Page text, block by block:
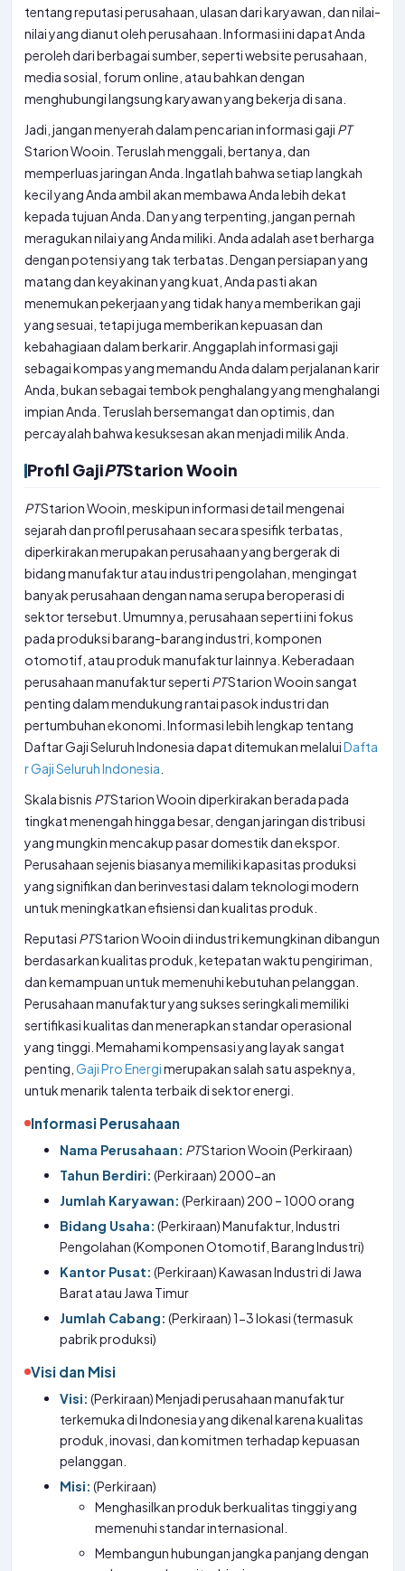
tentang reputasi perusahaan, ulasan dari karyawan, dan nilai-
nilai yang dianut oleh perusahaan. Informasi ini dapat Anda
peroleh dari berbagai sumber, seperti website perusahaan,
media sosial, forum online, atau bahkan dengan
menghubungi langsung karyawan yang bekerja di sana.
Jadi, jangan menyerah dalam pencarian informasi gaji PT
Starion Wooin. Teruslah menggali, bertanya, dan
memperluas jaringan Anda. Ingatlah bahwa setiap langkah
kecil yang Anda ambil akan membawa Anda lebih dekat
kepada tujuan Anda. Dan yang terpenting, jangan pernah
meragukan nilai yang Anda miliki. Anda adalah aset berharga
dengan potensi yang tak terbatas. Dengan persiapan yang
matang dan keyakinan yang kuat, Anda pasti akan
menemukan pekerjaan yang tidak hanya memberikan gaji
yang sesuai, tetapi juga memberikan kepuasan dan
kebahagiaan dalam berkarir. Anggaplah informasi gaji
sebagai kompas yang memandu Anda dalam perjalanan karir
Anda, bukan sebagai tembok penghalang yang menghalangi
impian Anda. Teruslah bersemangat dan optimis, dan
percayalah bahwa kesuksesan akan menjadi milik Anda.
Profil GajiPTStarion Wooin
PTStarion Wooin, meskipun informasi detail mengenai
sejarah dan profil perusahaan secara spesifik terbatas,
diperkirakan merupakan perusahaan yang bergerak di
bidang manufaktur atau industri pengolahan, mengingat
banyak perusahaan dengan nama serupa beroperasi di
sektor tersebut. Umumnya, perusahaan seperti ini fokus
pada produksi barang-barang industri, komponen
otomotif, atau produk manufaktur lainnya. Keberadaan
perusahaan manufaktur seperti PTStarion Wooin sangat
penting dalam mendukung rantai pasok industri dan
pertumbuhan ekonomi. Informasi lebih lengkap tentang
Daftar Gaji Seluruh Indonesia dapat ditemukan melaluiDafta
r Gaji Seluruh Indonesia
Skala bisnis PTStarion Wooin diperkirakan berada pada
tingkat menengah hingga besar, dengan jaringan distribusi
yang mungkin mencakup pasar domestik dan ekspor.
Perusahaan sejenis biasanya memiliki kapasitas produksi
yang signifikan dan berinvestasi dalam teknologi modern
untuk meningkatkan efisiensi dan kualitas produk.
Reputasi PTStarion Wooin di industri kemungkinan dibangun
berdasarkan kualitas produk, ketepatan waktu pengiriman,
dan kemampuan untuk memenuhi kebutuhan pelanggan.
Perusahaan manufaktur yang sukses seringkali memiliki
sertifikasi kualitas dan menerapkan standar operasional
yang tinggi. Memahami kompensasi yang layak sangat
penting, Gaji Pro Energimerupakan salah satu aspeknya,
untuk menarik talenta terbaik di sektor energi.
Informasi Perusahaan
Nama Perusahaan: PTStarion Wooin (Perkiraan)
Tahun Berdiri: (Perkiraan) 2000-an
Jumlah Karyawan: (Perkiraan) 200 – 1000 orang
Bidang Usaha: (Perkiraan) Manufaktur, Industri
Pengolahan (Komponen Otomotif, Barang Industri)
Kantor Pusat: (Perkiraan) Kawasan Industri di Jawa
Barat atau Jawa Timur
Jumlah Cabang: (Perkiraan) 1-3 lokasi (termasuk
pabrik produksi)
Visi dan Misi
Visi: (Perkiraan) Menjadi perusahaan manufaktur
terkemuka di Indonesia yang dikenal karena kualitas
produk, inovasi, dan komitmen terhadap kepuasan
pelanggan.
Misi: (Perkiraan)
Menghasilkan produk berkualitas tinggi yang
memenuhi standar internasional.
Membangun hubungan jangka panjang dengan